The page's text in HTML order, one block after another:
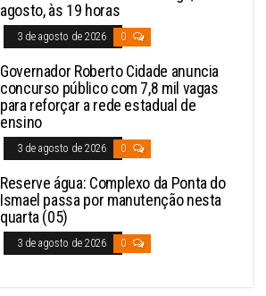
agosto, às 19 horas
3 de agosto de 2026 0
Governador Roberto Cidade anuncia
concurso público com 7,8 mil vagas
para reforçar a rede estadual de
ensino
3 de agosto de 2026 0
Reserve água: Complexo da Ponta do
Ismael passa por manutenção nesta
quarta (05)
3 de agosto de 2026 0